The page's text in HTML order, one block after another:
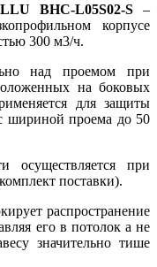
BHC-L05S02-S–
корпусе
300 м3/ч.
над проемом при
на боковых
для защиты
шириной проема до 50
осуществляется при
поставки).
распространение
его в потолок а не
значительно тише